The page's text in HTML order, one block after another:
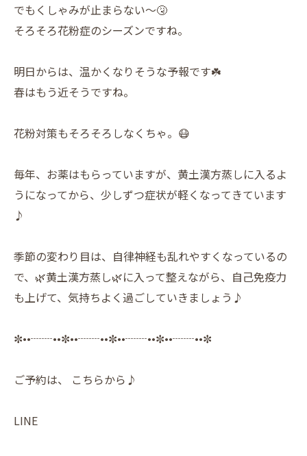
でもくしゃみが止まらない〜🤧
そろそろ花粉症のシーズンですね。
明日からは、温かくなりそうな予報です☘️
春はもう近そうですね。
花粉対策もそろそろしなくちゃ。😷
毎年、お薬はもらっていますが、黄土漢方蒸しに入るよ
うになってから、少しずつ症状が軽くなってきています
♪
季節の変わり目は、自律神経も乱れやすくなっているの
で、🌿黄土漢方蒸し🌿に入って整えながら、自己免疫力
も上げて、気持ちよく過ごしていきましょう♪
✼••┈┈••✼••┈┈••✼••┈┈••✼••┈┈••✼
ご予約は、 こちらから♪
LINE